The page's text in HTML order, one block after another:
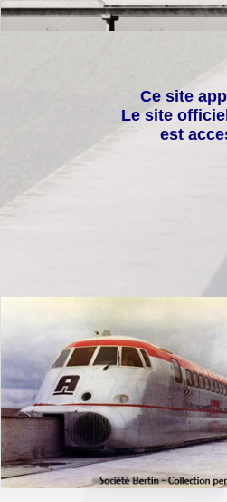
Ce site
Le site
est